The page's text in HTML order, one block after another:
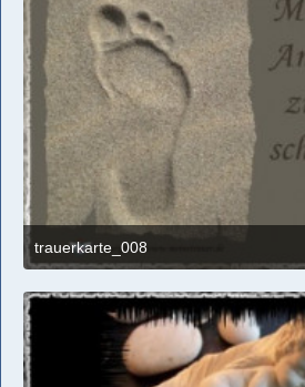
trauerkarte_008
29. September 2017 um 14:16